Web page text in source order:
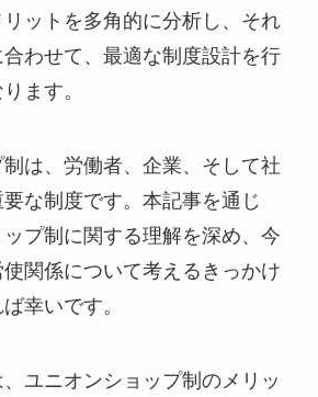
ットを多角的に分析し、それ
わせて、最適な制度設計を行
ます。
は、労働者、企業、そして社
な制度です。本記事を通じ
プ制に関する理解を深め、今
関係について考えるきっかけ
幸いです。
ユニオンショップ制のメリッ